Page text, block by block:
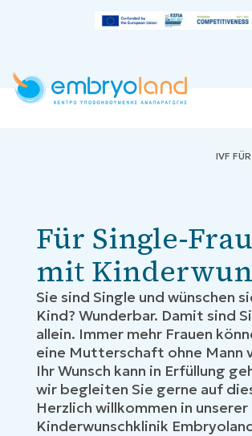
IVF
Für Single-
mit
Sie sind Single und wünschen
Kind? Wunderbar. Damit sind
allein. Immer mehr Frauen
eine Mutterschaft ohne Mann
Ihr Wunsch kann in Erfüllung
wir begleiten Sie gerne auf
Herzlich willkommen in unserer
Kinderwunschklinik